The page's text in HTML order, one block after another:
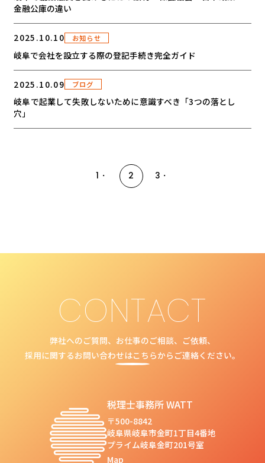
金融公庫の違い
2025.10.10 お知らせ
岐阜で会社を設立する際の登記手続き完全ガイド
2025.10.09 ブログ
岐阜で起業して失敗しないために意識すべき「3つの落とし
穴」
1 2 3
CONTACT
弊社へのご質問、お仕事のご相談、ご依頼、
採用に関するお問い合わせはこちらからご連絡ください。
税理士事務所 WATT
〒500-8842
岐阜県岐阜市金町1丁目4番地
プライム岐阜金町201号室
Map